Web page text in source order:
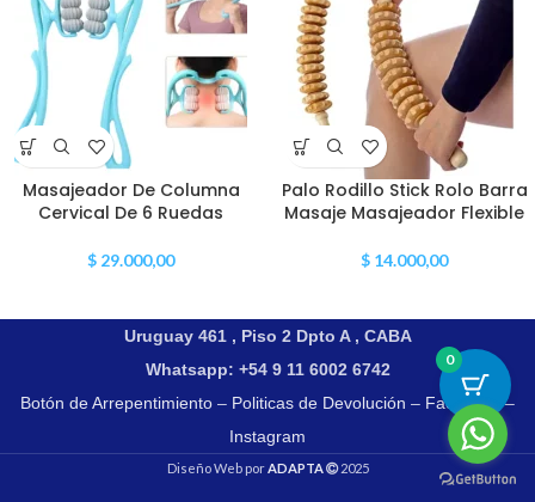
Masajeador De Columna
Cervical De 6 Ruedas
$ 29.000,00
Palo Rodillo Stick Rolo Barra
Masaje Masajeador Flexible
$ 14.000,00
Uruguay 461 , Piso 2 Dpto A , CABA
Whatsapp: +54 9 11 6002 6742
Botón de Arrepentimiento – Politicas de Devolución – Facebook
–
Instagram
Diseño Web porADAPTA 2025
0